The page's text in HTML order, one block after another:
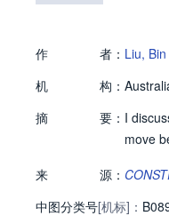
作 者： Liu, Bin
机
构：
摘
要： I
move
来
源：
中图分类号[机标]：